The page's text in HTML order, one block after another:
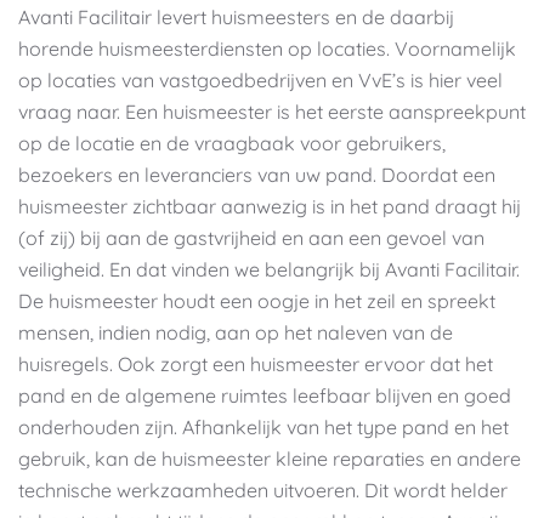
Avanti Facilitair levert huismeesters en de daarbij
horende huismeesterdiensten op locaties. Voornamelijk
op locaties van vastgoedbedrijven en VvE’s is hier veel
vraag naar. Een huismeester is het eerste aanspreekpunt
op de locatie en de vraagbaak voor gebruikers,
bezoekers en leveranciers van uw pand. Doordat een
huismeester zichtbaar aanwezig is in het pand draagt hij
(of zij) bij aan de gastvrijheid en aan een gevoel van
veiligheid. En dat vinden we belangrijk bij Avanti Facilitair.
De huismeester houdt een oogje in het zeil en spreekt
mensen, indien nodig, aan op het naleven van de
huisregels. Ook zorgt een huismeester ervoor dat het
pand en de algemene ruimtes leefbaar blijven en goed
onderhouden zijn. Afhankelijk van het type pand en het
gebruik, kan de huismeester kleine reparaties en andere
technische werkzaamheden uitvoeren. Dit wordt helder